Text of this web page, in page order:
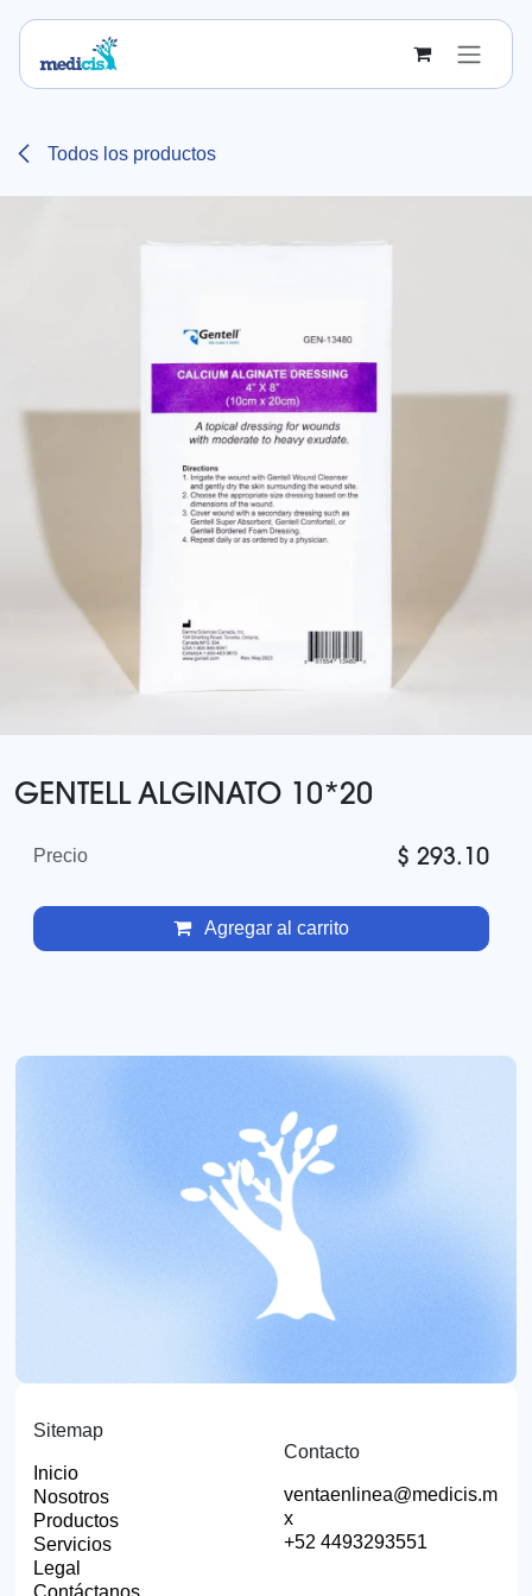
Todos los productos
GENTELL ALGINATO 10*20
Agregar al carrito
Precio $ 293.10
Sitemap
Inicio
Nosotros
Productos
Servicios
Legal
Contáctanos
Contacto
ventaenlinea@medicis.m
x
+52 4493293551